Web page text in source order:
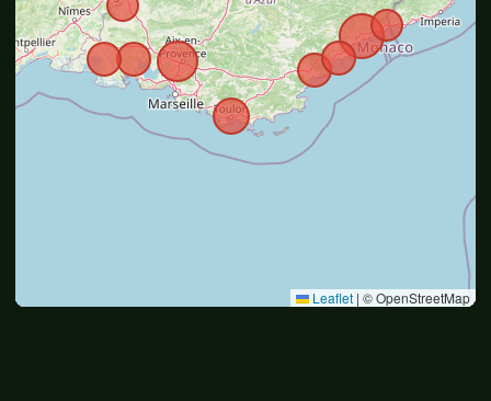
Leaflet | © OpenStreetMap